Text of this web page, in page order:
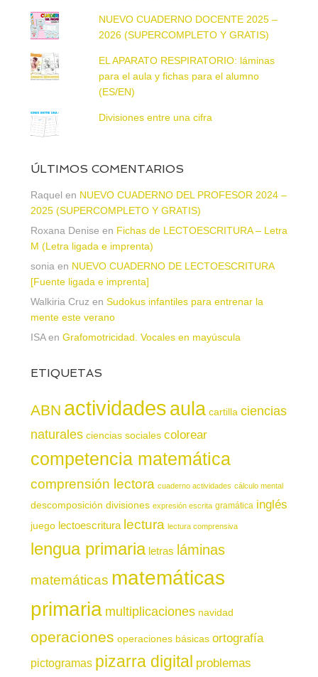
NUEVO CUADERNO DOCENTE 2025 –
2026 (SUPERCOMPLETO Y GRATIS)
EL APARATO RESPIRATORIO: láminas
para el aula y fichas para el alumno
(ES/EN)
Divisiones entre una cifra
ÚLTIMOS COMENTARIOS
Raquel en NUEVO CUADERNO DEL PROFESOR 2024 –
2025 (SUPERCOMPLETO Y GRATIS)
Roxana Denise en Fichas de LECTOESCRITURA – Letra
M (Letra ligada e imprenta)
sonia en NUEVO CUADERNO DE LECTOESCRITURA
[Fuente ligada e imprenta]
Walkiria Cruz en Sudokus infantiles para entrenar la
mente este verano
ISAen Grafomotricidad. Vocales en mayúscula
ETIQUETAS
ABN actividadesaula cartilla ciencias
naturales ciencias sociales colorear
competencia matemática
comprensión lectora cuaderno actividades cálculo mental
descomposición divisiones expresión escrita gramática inglés
juego lectoescritura lectura lectura comprensiva
lengua primaria letras láminas
matemáticas matemáticas
primaria multiplicaciones navidad
operaciones operaciones básicas ortografía
pictogramas pizarra digital problemas